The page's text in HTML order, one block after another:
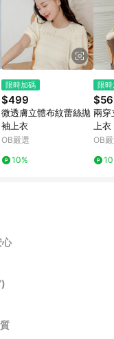
限時加碼
$499
微透膚立體布紋蕾絲拋
袖上衣
OB嚴選
10%
限
兩穿
上衣
OB
心